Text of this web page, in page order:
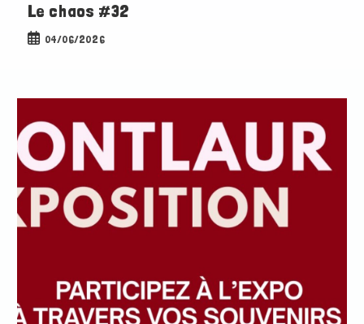
Le chaos #32
Publication
04/06/2026